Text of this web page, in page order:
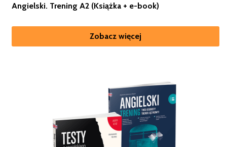
Angielski. Trening A2 (Książka + e-book)
Zobacz więcej